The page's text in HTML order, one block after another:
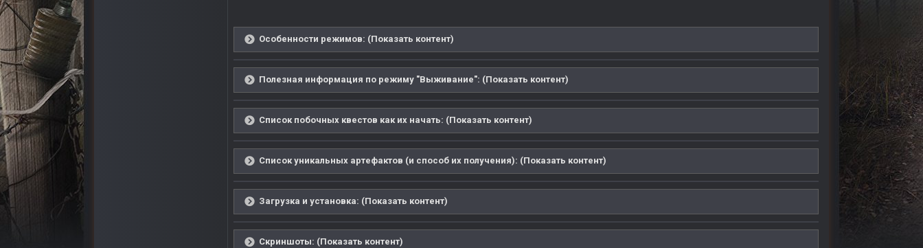
Особенности режимов: (Показать контент)
Полезная информация по режиму "Выживание": (Показать контент)
Список побочных квестов как их начать: (Показать контент)
Список уникальных артефактов (и способ их получения): (Показать контент)
Загрузка и установка: (Показать контент)
Скриншоты: (Показать контент)